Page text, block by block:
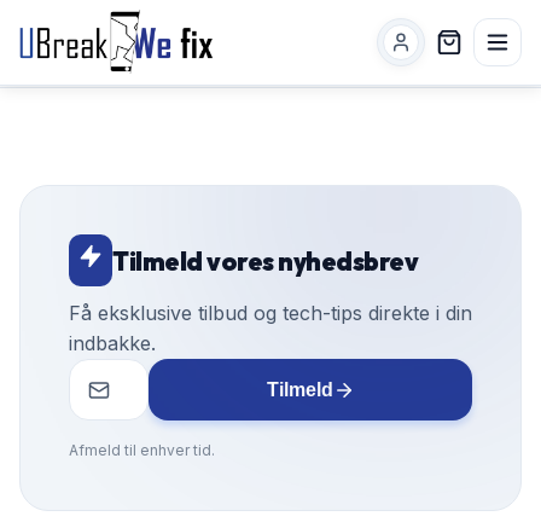
Tilmeld vores nyhedsbrev
Få eksklusive tilbud og tech-tips direkte i din
indbakke.
Tilmeld
Afmeld til enhver tid.